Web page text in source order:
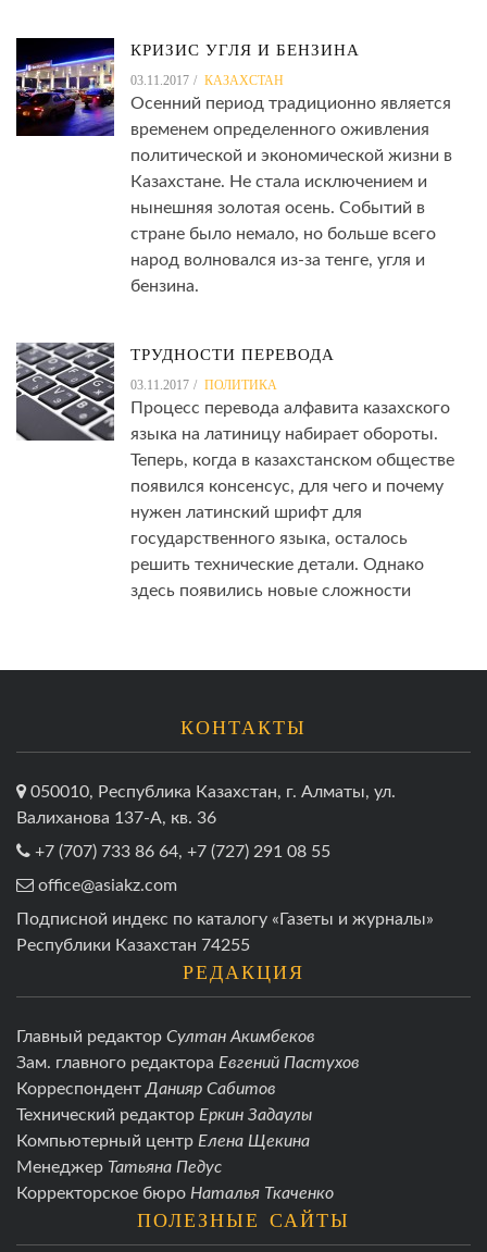
КРИЗИС УГЛЯ И БЕНЗИНА
03.11.2017 КАЗАХСТАН
Осенний период традиционно является
временем определенного оживления
политической и экономической жизни в
Казахстане. Не стала исключением и
нынешняя золотая осень. Событий в
стране было немало, но больше всего
народ волновался из-за тенге, угля и
бензина.
ТРУДНОСТИ ПЕРЕВОДА
03.11.2017 ПОЛИТИКА
Процесс перевода алфавита казахского
языка на латиницу набирает обороты.
Теперь, когда в казахстанском обществе
появился консенсус, для чего и почему
нужен латинский шрифт для
государственного языка, осталось
решить технические детали. Однако
здесь появились новые сложности
КОНТАКТЫ
050010, Республика Казахстан, г. Алматы, ул.
Валиханова 137-А, кв. 36
+7 (707) 733 86 64, +7 (727) 291 08 55
office@asiakz.com
Подписной индекс по каталогу «Газеты и журналы»
Республики Казахстан 74255
РЕДАКЦИЯ
Главный редактор Султан Акимбеков
Зам. главного редактора Евгений Пастухов
КорреспондентДанияр Сабитов
Технический редактор Еркин Задаулы
Компьютерный центр Елена Щекина
Менеджер Татьяна Педус
Корректорское бюро Наталья Ткаченко
ПОЛЕЗНЫЕ САЙТЫ